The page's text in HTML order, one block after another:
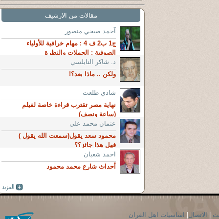
مقالات من الارشيف
آحمد صبحي منصور
ج1 ب2 ف 4 : مهام خرافية للأولياء
الصوفية : الحملات والنظرة
د. شاكر النابلسي
ولكن .. ماذا بعد؟!
شادي طلعت
نهاية مصر تقترب قراءة خاصة لفيلم
(ساعة ونصف)
عثمان محمد علي
محمود سعد يقول(سمعت الله يقول )
فهل هذا جائز؟؟
احمد شعبان
أحداث شارع محمد محمود
الاتصال اساسيات اهل القران